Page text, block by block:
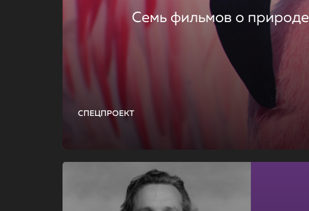
СПЕЦПРОЕКТ
Семь фильмов о